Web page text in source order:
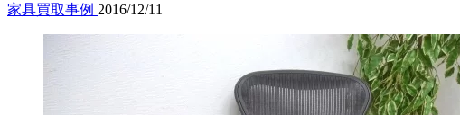
家具買取事例 2016/12/11